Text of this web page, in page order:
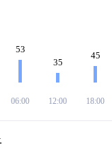
53
06:00
35
12:00
45
18:00